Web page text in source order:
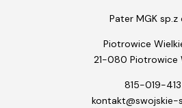
Pater MGK sp.z
Piotrowice
21-080 Piotrowice
815-019-413
kontakt@swojskie-